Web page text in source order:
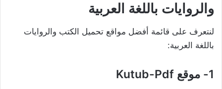
والروايات باللغة العربية
لنتعرف على قائمة أفضل مواقع تحميل الكتب والروايات
باللغة العربية:
1- موقع Kutub-Pdf